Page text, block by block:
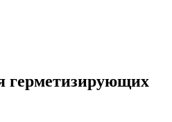
герметизирующих